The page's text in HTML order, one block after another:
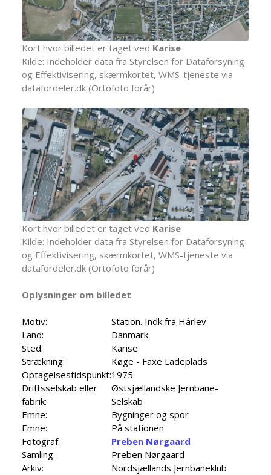
Kort hvor billedet er taget ved Karise
Kilde: Indeholder data fra Styrelsen for Dataforsyning
og Effektivisering, skærmkortet, WMS-tjeneste via
datafordeler.dk (Ortofoto forår)
Kort hvor billedet er taget ved Karise
Kilde: Indeholder data fra Styrelsen for Dataforsyning
og Effektivisering, skærmkortet, WMS-tjeneste via
datafordeler.dk (Ortofoto forår)
Oplysninger om billedet
Motiv:
Station. Indk fra Hårlev
Land:
Danmark
Sted:
Karise
Strækning:
Køge - Faxe Ladeplads
Optagelsestidspunkt:1975
Driftsselskab eller
fabrik:
Østsjællandske Jernbane-
Selskab
Emne:
Bygninger og spor
Emne:
På stationen
Fotograf:
Preben Nørgaard
Samling:
Preben Nørgaard
Arkiv:
Nordsjællands Jernbaneklub